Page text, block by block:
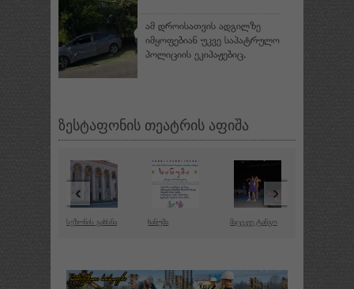
ამ დროისათვის ადგილზე
იმყოფებიან უკვე საპატრულო
პოლიციის ეკიპაჟებიც.
ზესტაფონის თეატრის აფიშა
სეზონის გახსნა ხანუმა მაცეკვე ტანგო
‹ ›